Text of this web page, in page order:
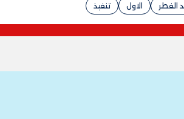
الفطر
الاول تنفيذ